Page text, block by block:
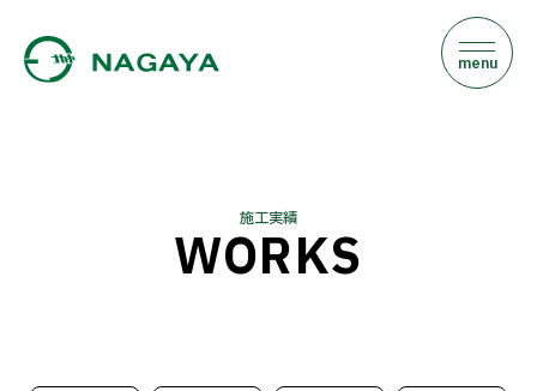
menu
施工実績
WORKS